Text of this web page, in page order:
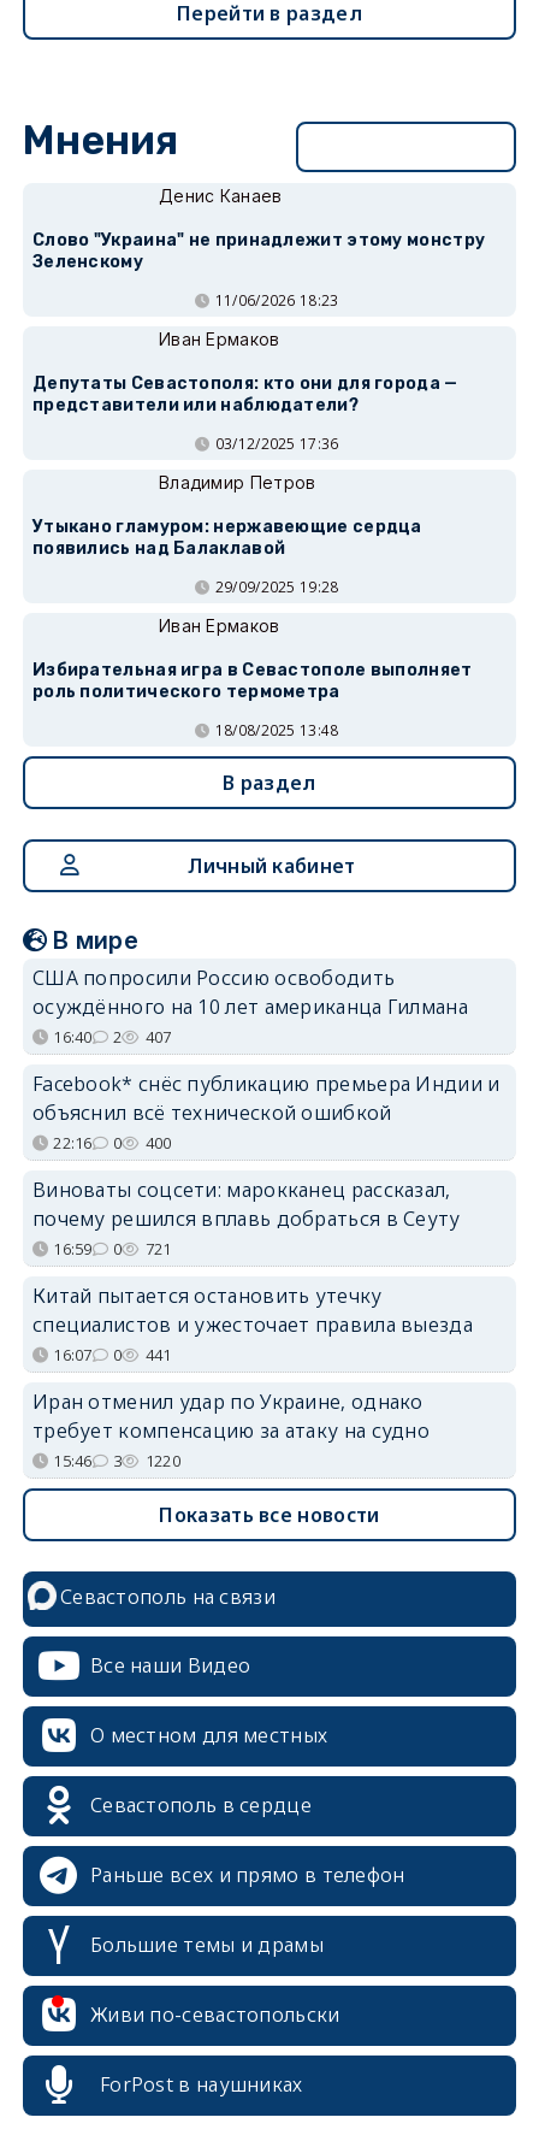
Перейти в раздел
Мнения
Денис Канаев
Слово "Украина" не принадлежит этому монстру
Зеленскому
11/06/2026 18:23
Иван Ермаков
Депутаты Севастополя: кто они для города —
представители или наблюдатели?
03/12/2025 17:36
Владимир Петров
Утыкано гламуром: нержавеющие сердца
появились над Балаклавой
29/09/2025 19:28
Иван Ермаков
Избирательная игра в Севастополе выполняет
роль политического термометра
18/08/2025 13:48
В раздел
Личный кабинет
В мире
США попросили Россию освободить
осуждённого на 10 лет американца Гилмана
16:40 2 407
Facebook* снёс публикацию премьера Индии и
объяснил всё технической ошибкой
22:16 0 400
Виноваты соцсети: марокканец рассказал,
почему решился вплавь добраться в Сеуту
16:59 0 721
Китай пытается остановить утечку
специалистов и ужесточает правила выезда
16:07 0 441
Иран отменил удар по Украине, однако
требует компенсацию за атаку на судно
15:46 3 1220
Показать все новости
Севастополь на связи
Все наши Видео
О местном для местных
Севастополь в сердце
Раньше всех и прямо в телефон
Большие темы и драмы
Живи по-севастопольски
ForPost в наушниках
erid: 2SDnjcrDNw6